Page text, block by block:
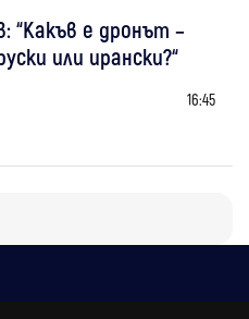
“Какъв е дронът –
или ирански?“
16:45